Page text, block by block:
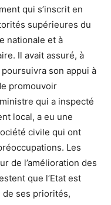
qui s’inscrit en
supérieures du
nationale et à
Il avait assuré, à
son appui à
promouvoir
qui a inspecté
local, a eu une
civile qui ont
Les
de l’amélioration des
que l’Etat est
de ses priorités,